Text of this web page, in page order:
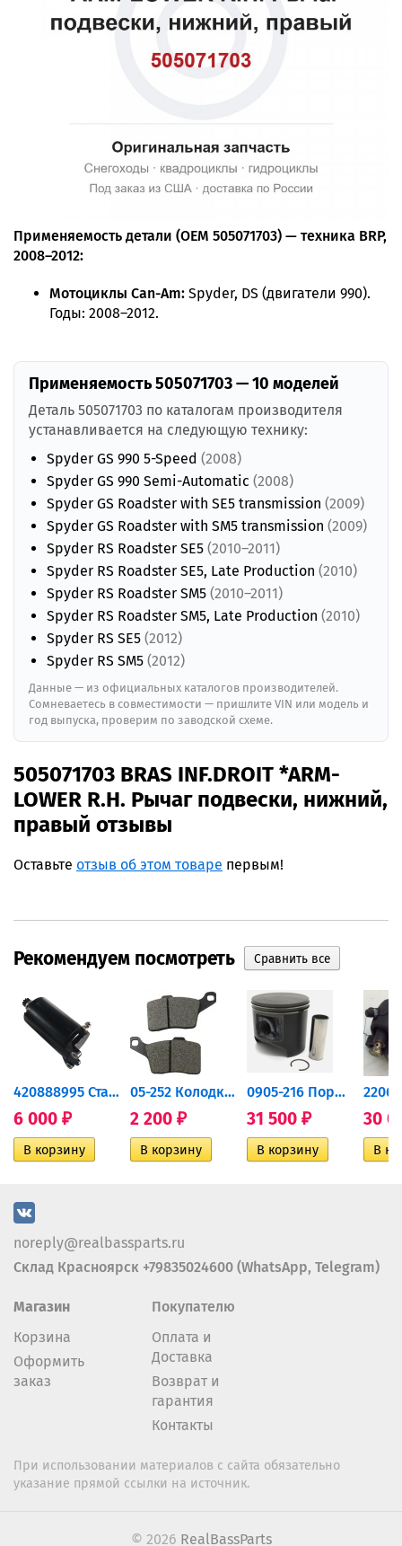
Применяемость детали (OEM 505071703) — техника BRP,
2008–2012:
Мотоциклы Can-Am: Spyder, DS (двигатели 990).
Годы: 2008–2012.
Применяемость 505071703 — 10 моделей
Деталь 505071703 по каталогам производителя
устанавливается на следующую технику:
Spyder GS 990 5-Speed (2008)
Spyder GS 990 Semi-Automatic (2008)
Spyder GS Roadster with SE5 transmission (2009)
Spyder GS Roadster with SM5 transmission (2009)
Spyder RS Roadster SE5 (2010–2011)
Spyder RS Roadster SE5, Late Production (2010)
Spyder RS Roadster SM5 (2010–2011)
Spyder RS Roadster SM5, Late Production (2010)
Spyder RS SE5 (2012)
Spyder RS SM5 (2012)
Данные — из официальных каталогов производителей.
Сомневаетесь в совместимости — пришлите VIN или модель и
год выпуска, проверим по заводской схеме.
505071703 BRAS INF.DROIT *ARM-
LOWER R.H. Рычаг подвески, нижний,
правый отзывы
Оставьте отзыв об этом товаре первым!
Рекомендуем посмотреть
420888995 Стартер для...
6 000 ₽
05-252 Колодки тормозные...
2 200 ₽
0905-216 Поршень Arctic Cat...
31 500 ₽ 30
noreply@realbassparts.ru
Склад Красноярск +79835024600 (WhatsApp, Telegram)
Магазин
Корзина
Оформить
заказ
Покупателю
Оплата и
Доставка
Возврат и
гарантия
Контакты
При использовании материалов с сайта обязательно
указание прямой ссылки на источник.
© 2026 RealBassParts